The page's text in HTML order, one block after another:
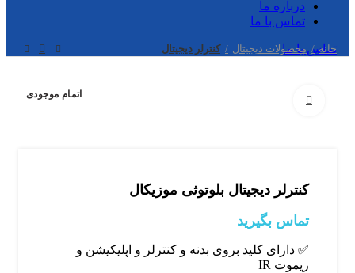
درباره ما
تماس با ما
تماس با ما
خانه محصولات دیجیتال کنترلر دیجیتال
اتمام موجودی
کنترلر دیجیتال بلوتوثی موزیکال
تماس بگیرید
✅ دارای کلید بروی بدنه و کنترلر و اپلیکیشن و
ریموت IR